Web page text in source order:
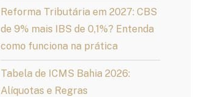
Reforma Tributária em 2027: CBS
de 9% mais IBS de 0,1%? Entenda
como funciona na prática
Tabela de ICMS Bahia 2026:
Alíquotas e Regras